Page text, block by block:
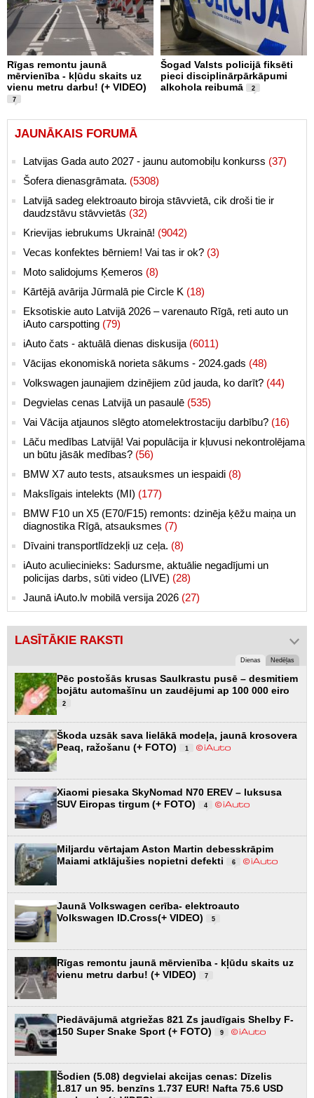
Rīgas remontu jaunā
mērvienība - kļūdu skaits uz
vienu metru darbu! (+ VIDEO)
7
Šogad Valsts policijā fiksēti
pieci disciplinārpārkāpumi
alkohola reibumā
2
JAUNĀKAIS FORUMĀ
Latvijas Gada auto 2027 - jaunu automobiļu konkurss (37)
Šofera dienasgrāmata. (5308)
Latvijā sadeg elektroauto biroja stāvvietā, cik droši tie ir
daudzstāvu stāvvietās (32)
Krievijas iebrukums Ukrainā! (9042)
Vecas konfektes bērniem! Vai tas ir ok? (3)
Moto salidojums Ķemeros (8)
Kārtējā avārija Jūrmalā pie Circle K (18)
Eksotiskie auto Latvijā 2026 – varenauto Rīgā, reti auto un
iAuto carspotting (79)
iAuto čats - aktuālā dienas diskusija (6011)
Vācijas ekonomiskā norieta sākums - 2024.gads (48)
Volkswagen jaunajiem dzinējiem zūd jauda, ko darīt? (44)
Degvielas cenas Latvijā un pasaulē (535)
Vai Vācija atjaunos slēgto atomelektrostaciju darbību? (16)
Lāču medības Latvijā! Vai populācija ir kļuvusi nekontrolējama
un būtu jāsāk medības? (56)
BMW X7 auto tests, atsauksmes un iespaidi (8)
Makslīgais intelekts (MI) (177)
BMW F10 un X5 (E70/F15) remonts: dzinēja ķēžu maiņa un
diagnostika Rīgā, atsauksmes (7)
Dīvaini transportlīdzekļi uz ceļa. (8)
iAuto aculiecinieks: Sadursme, aktuālie negadījumi un
policijas darbs, sūti video (LIVE) (28)
Jaunā iAuto.lv mobilā versija 2026 (27)
LASĪTĀKIE RAKSTI
Dienas Nedēļas
Pēc postošās krusas Saulkrastu pusē – desmitiem
bojātu automašīnu un zaudējumi ap 100 000 eiro
2
Škoda uzsāk sava lielākā modeļa, jaunā krosovera
Peaq, ražošanu (+ FOTO)
1
Xiaomi piesaka SkyNomad N70 EREV – luksusa
SUV Eiropas tirgum (+ FOTO)
4
Miljardu vērtajam Aston Martin debesskrāpim
Maiami atklājušies nopietni defekti
6
Jaunā Volkswagen cerība- elektroauto
Volkswagen ID.Cross(+ VIDEO)
5
Rīgas remontu jaunā mērvienība - kļūdu skaits uz
vienu metru darbu! (+ VIDEO)
7
Piedāvājumā atgriežas 821 Zs jaudīgais Shelby F-
150 Super Snake Sport (+ FOTO)
9
Šodien (5.08) degvielai akcijas cenas: Dīzelis
1.817 un 95. benzīns 1.737 EUR! Nafta 75.6 USD